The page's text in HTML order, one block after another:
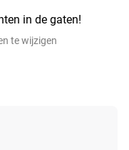
in de gaten!
te wijzigen